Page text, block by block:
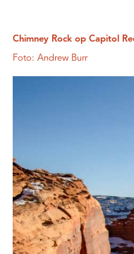
Chimney Rock op Capitol
Foto: Andrew Burr